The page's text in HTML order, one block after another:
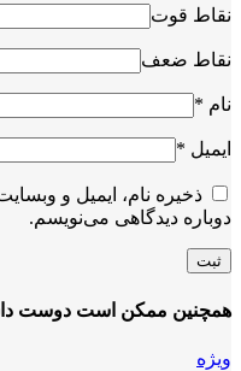
نقاط قوت
نقاط ضعف
نام *
ایمیل *
ذخیره نام، ایمیل و
دوباره دیدگاهی می‌نویسم.
همچنین ممکن است دوست
ویژه